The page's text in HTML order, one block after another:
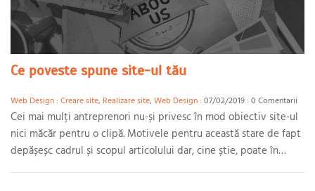
Ce poveste spune site-ul tău
Web Design : Creare site, Realizare site, Web Design : 07/02/2019 : 0 Comentarii
Cei mai mulți antreprenori nu-și privesc în mod obiectiv site-ul
nici măcăr pentru o clipă. Motivele pentru această stare de fapt
depășeșc cadrul și scopul articolului dar, cine știe, poate în